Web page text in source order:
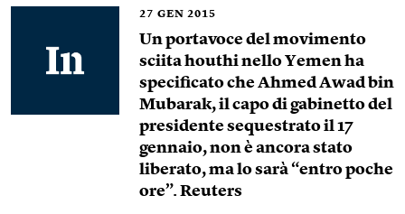
27 GEN 2015
Un portavoce del movimento
sciita houthi nello Yemen ha
specificato che Ahmed Awad bin
Mubarak, il capo di gabinetto del
presidente sequestrato il 17
gennaio, non è ancora stato
liberato, ma lo sarà “entro poche
ore”. Reuters